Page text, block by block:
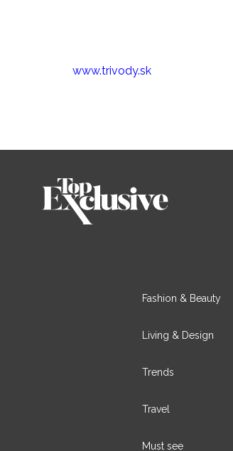
www.trivody.sk
Fashion & Beauty
Living & Design
Trends
Travel
Must see